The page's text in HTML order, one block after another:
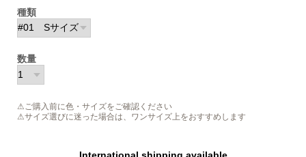
種類
数量
⚠ご購入前に色・サイズをご確認ください
⚠サイズ選びに迷った場合は、ワンサイズ上をおすすめします
International shipping available